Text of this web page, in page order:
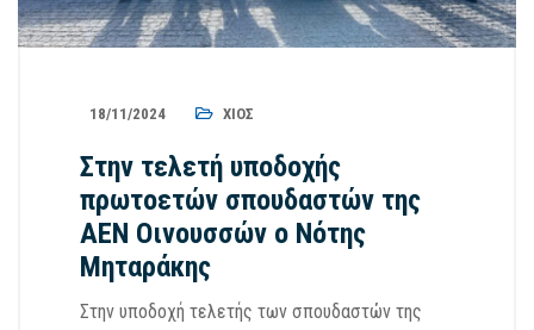
18/11/2024 ΧΊΟΣ
Στην τελετή υποδοχής
πρωτοετών σπουδαστών της
ΑΕΝ Οινουσσών ο Νότης
Μηταράκης
Στην υποδοχή τελετής των σπουδαστών της